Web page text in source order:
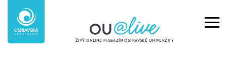
ŽIVÝ ONLINE MAGAZÍN OSTRAVSKÉ UNIVERZITY